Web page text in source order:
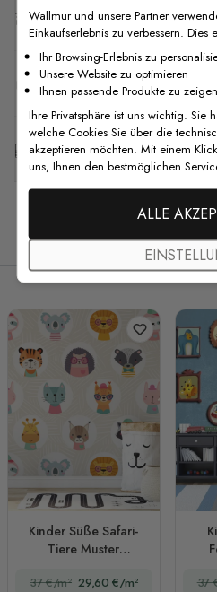
Versand & Rückgabe
F.A.Q
Kostenlose Anpassung
Verwandte
Kinder Süße Safari-
Tiere Muster
37 €/m² 29,60 €/m² 37
Wallmur und unsere Partner
Einkaufserlebnis zu verbessern. Dies
Ihr Browsing-Erlebnis zu
Unsere Website zu optimieren
Ihnen passende Produkte zu zeigen
Ihre Privatsphäre ist uns wichtig. Sie
welche Cookies Sie über die
akzeptieren möchten. Mit einem
uns, Ihnen den bestmöglichen
ALLE